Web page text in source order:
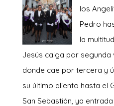
los
Pedro
la
Jesús caiga por segunda
donde cae por tercera y
su último aliento hasta el
San Sebastián, ya